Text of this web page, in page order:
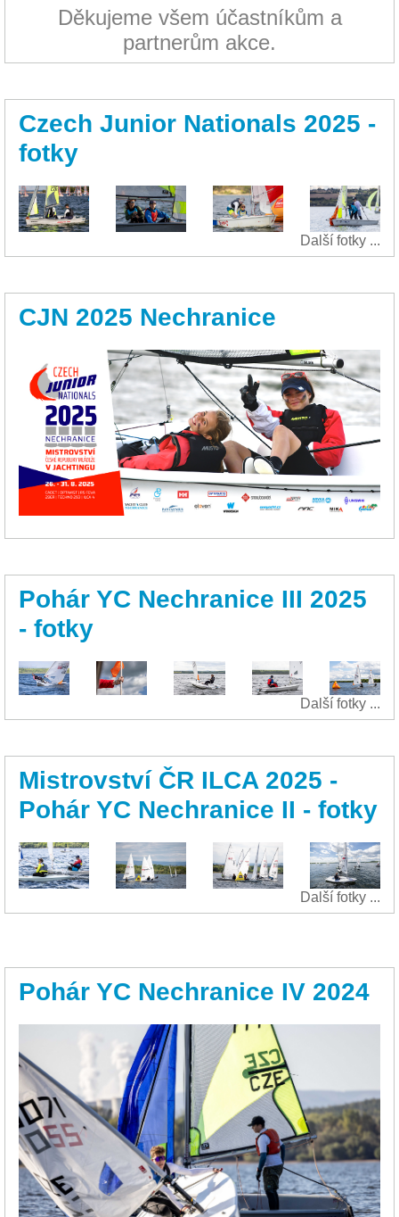
Děkujeme všem účastníkům a
partnerům akce.
Czech Junior Nationals 2025 -
fotky
Další fotky ...
CJN 2025 Nechranice
Pohár YC Nechranice III 2025
- fotky
Další fotky ...
Mistrovství ČR ILCA 2025 -
Pohár YC Nechranice II - fotky
Další fotky ...
Pohár YC Nechranice IV 2024